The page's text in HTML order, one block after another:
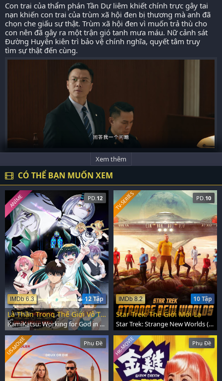
Con trai của thẩm phán Tần Dự liêm khiết chính trực gây tai
nạn khiến con trai của trùm xã hội đen bị thương mà anh đã
chọn che giấu sự thật. Trùm xã hội đen vì muốn trả thù cho
con nên đã gây ra một trận gió tanh mưa máu. Nữ cảnh sát
Đường Huyên kiên trì bảo vệ chính nghĩa, quyết tâm truy
tìm sự thật đến cùng.
Xem thêm
CÓ THỂ BẠN MUỐN XEM
PD. 12
12 Tập
IMDb 6.3
ANIME
Là Thần Trong Thế Giới Vô Thần
KamiKatsu: Working for God in a Godless World (2023)
PD. 10
10 Tập
IMDb 8.2
TV-SERIES
Star Trek: Thế Giới Mới Lạ
Star Trek: Strange New Worlds (2022)
Phụ Đề
US-MOVIE Phụ Đề
HK-MOVIE